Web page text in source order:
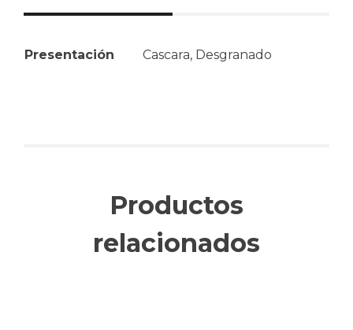
Presentación Cascara, Desgranado
Productos
relacionados